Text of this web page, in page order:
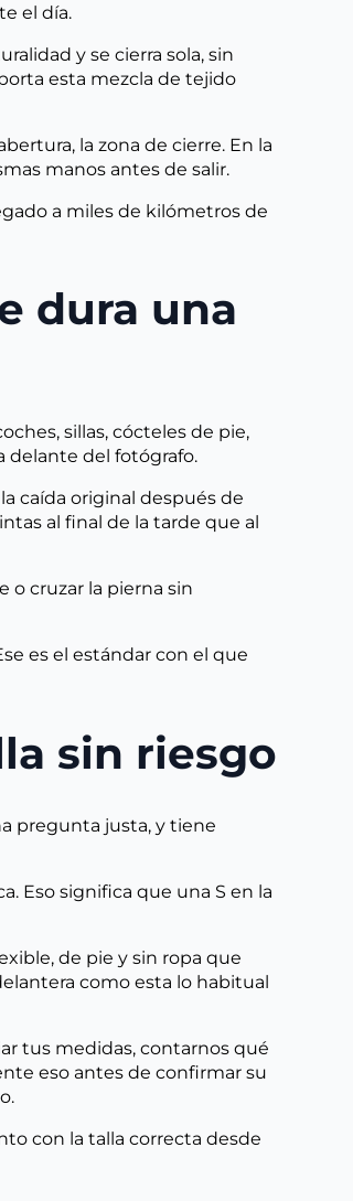
el día.
y se cierra sola, sin
esta mezcla de tejido
la zona de cierre. En la
manos antes de salir.
a miles de kilómetros de
dura una
sillas, cócteles de pie,
delante del fotógrafo.
caída original después de
al final de la tarde que al
o cruzar la pierna sin
es el estándar con el que
sin riesgo
pregunta justa, y tiene
Eso significa que una S en la
de pie y sin ropa que
como esta lo habitual
tus medidas, contarnos qué
eso antes de confirmar su
con la talla correcta desde